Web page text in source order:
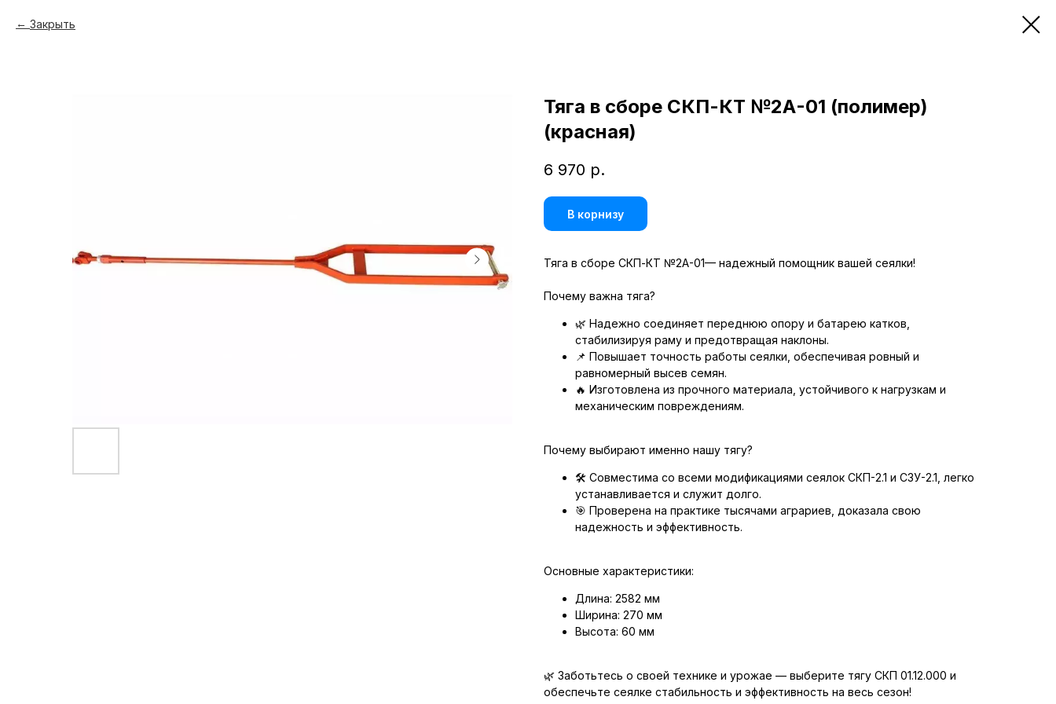
Закрыть
Тяга в сборе СКП-КТ №2А-01 (полимер)
(красная)
6 970 р.
В корнизу
Тяга в сборе СКП-КТ №2А-01— надежный помощник вашей сеялки!
Почему важна тяга?
🌿 Надежно соединяет переднюю опору и батарею катков,
стабилизируя раму и предотвращая наклоны.
📌 Повышает точность работы сеялки, обеспечивая ровный и
равномерный высев семян.
🔥 Изготовлена из прочного материала, устойчивого к нагрузкам и
механическим повреждениям.
Почему выбирают именно нашу тягу?
🛠 Совместима со всеми модификациями сеялок СКП-2.1 и СЗУ-2.1, легко
устанавливается и служит долго.
🎯 Проверена на практике тысячами аграриев, доказала свою
надежность и эффективность.
Основные характеристики:
Длина: 2582 мм
Ширина: 270 мм
Высота: 60 мм
🌿 Заботьтесь о своей технике и урожае — выберите тягу СКП 01.12.000 и
обеспечьте сеялке стабильность и эффективность на весь сезон!